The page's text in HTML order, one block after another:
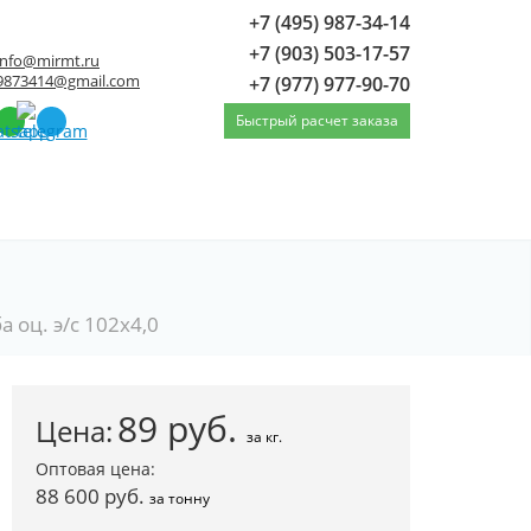
+7 (495) 987-34-14
+7 (903) 503-17-57
+7 (977) 977-90-70
Быстрый расчет заказа
оц. э/с 102х4,0
Цена:89 руб. за кг.
Оптовая цена:
88 600 руб.за тонну